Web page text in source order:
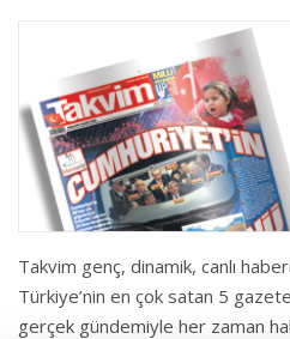
Takvim genç, dinamik, canlı
Türkiye’nin en çok satan 5
gerçek gündemiyle her zaman